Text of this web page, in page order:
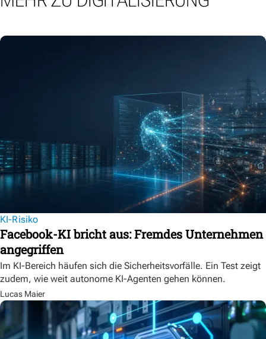
KI-Risiko
Facebook-KI bricht aus: Fremdes Unternehmen
angegriffen
Im KI-Bereich häufen sich die Sicherheitsvorfälle. Ein Test zeigt
zudem, wie weit autonome KI-Agenten gehen können.
Lucas Maier